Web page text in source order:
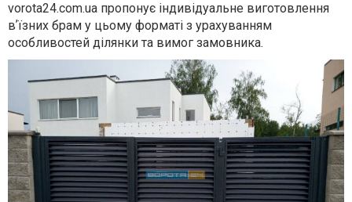
vorota24.com.ua пропонує індивідуальне виготовлення
вʼїзних брам у цьому форматі з урахуванням
особливостей ділянки та вимог замовника.